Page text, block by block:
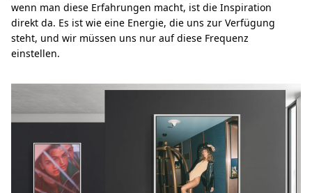
wenn man diese Erfahrungen macht, ist die Inspiration
direkt da. Es ist wie eine Energie, die uns zur Verfügung
steht, und wir müssen uns nur auf diese Frequenz
einstellen.